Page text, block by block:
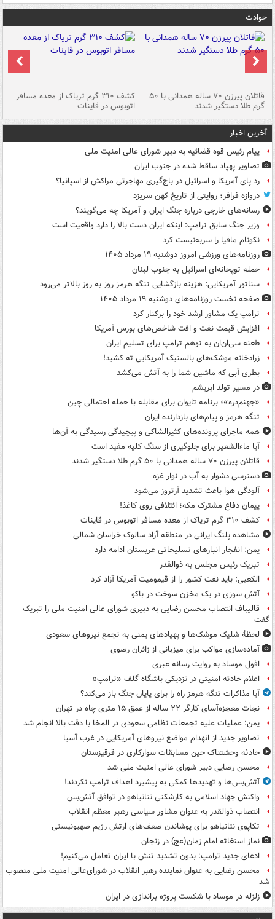
حوادث
قاتلان پیرزن ۷۰ ساله همدانی با ۵۰
گرم طلا دستگیر شدند
کشف ۳۱۰ گرم تریاک از معده مسافر
اتوبوس در قاینات
آخرین اخبار
پیام رئیس قوه قضائیه به دبیر شورای عالی امنیت ملی
تصاویر پهپاد ساقط شده در جنوب ایران
رد پای آمریکا و اسرائیل در باج‌گیری مهاجرتی مراکش از اسپانیا؟
دروازه فرافر؛ روایتی از تاریخ کهن سریزد
رسانه‌های خارجی درباره جنگ ایران و آمریکا چه می‌گویند؟
وزیر جنگ سابق ترامپ: اینکه ایران دست بالا را دارد واقعیت است
نکونام مافیا را سربه‌نیست کرد
روزنامه‌های ورزشی امروز دوشنبه ۱۹ مرداد ۱۴۰۵
حمله توپخانه‌ای اسرائیل به جنوب لبنان
سناتور آمریکایی: هزینه بازگشایی تنگه هرمز روز به روز بالاتر می‌رود
صفحه نخست روزنامه‌های دوشنبه ۱۹ مرداد ۱۴۰۵
ترامپ یک مشاور ارشد خود را برکنار کرد
افزایش قیمت نفت و افت شاخص‌های بورس آمریکا
طعنه سی‌ان‌ان به توهم ترامپ برای تسلیم ایران
زرادخانه موشک‌های بالستیک آمریکایی ته کشید!
بطری آبی که ماشین شما را به آتش می‌کشد
در مسیر تولد ابریشم
«جهنم‌دره»؛ برنامه تایوان برای مقابله با حمله احتمالی چین
تنگه هرمز و پیام‌های بازدارنده ایران
همه ماجرای پرونده‌های کثیرالشاکی و پیچیدگی رسیدگی به آن‌ها
آیا ماءالشعیر برای جلوگیری از سنگ کلیه مفید است
قاتلان پیرزن ۷۰ ساله همدانی با ۵۰ گرم طلا دستگیر شدند
دسترسی دشوار به آب در نوار غزه
آلودگی هوا باعث تشدید آرتروز می‌شود
پیمان دفاع مشترک مکه؛ ائتلافی روی کاغذ!
کشف ۳۱۰ گرم تریاک از معده مسافر اتوبوس در قاینات
مشاهده پلنگ ایرانی در منطقه آزاد سالوک خراسان شمالی
یمن: انفجار انبارهای تسلیحاتی عربستان ادامه دارد
تبریک رئیس مجلس به ذوالقدر
الکعبی: باید نفت کشور را از قیمومیت آمریکا آزاد کرد
آتش سوزی در یک مخزن سوخت در باکو
قالیباف انتصاب محسن رضایی به دبیری شورای عالی امنیت ملی را تبریک
گفت
لحظۀ شلیک موشک‌ها و پهپادهای یمنی به تجمع نیروهای سعودی
آماده‌سازی مواکب برای میزبانی از زائران رضوی
افول موساد به روایت رسانه عبری
اعلام حادثه امنیتی در نزدیکی باشگاه گلف «ترامپ»
آیا مذاکرات تنگه هرمز راه را برای پایان جنگ باز می‌کند؟
نجات معجزه‌آسای کارگر ۲۲ ساله از عمق ۱۵ متری چاه در تهران
یمن: عملیات علیه تجمعات نظامی سعودی در المخا با دقت بالا انجام شد
تصاویر جدید از انهدام مواضع نیروهای آمریکایی در غرب آسیا
حادثه وحشتناک حین مسابقات سوارکاری در قرقیزستان
محسن رضایی دبیر شورای عالی امنیت ملی شد
آتش‌بس‌ها و تهدیدها کمکی به پیشبرد اهداف ترامپ نکردند!
واکنش جهاد اسلامی به کارشکنی نتانیاهو در توافق آتش‌بس
انتصاب ذوالقدر به عنوان مشاور سیاسی رهبر معظم انقلاب
تکاپوی نتانیاهو برای پوشاندن ضعف‌های ارتش رژیم صهیونیستی
نماز استغاثه امام زمان(عج) در زنجان
ادعای جدید ترامپ: بدون تشدید تنش با ایران تعامل می‌کنیم!
محسن رضایی به عنوان نماینده رهبر انقلاب در شورای‌عالی امنیت ملی منصوب
شد
زلزله در موساد با شکست پروژه براندازی در ایران